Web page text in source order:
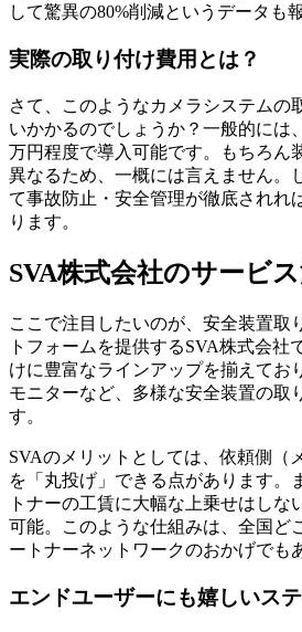
して驚異の80%削減というデータも
実際の取り付け費用とは？
さて、このようなカメラシステムの
いかかるのでしょうか？一般的には
万円程度で導入可能です。もちろん
異なるため、一概には言えません。
て事故防止・安全管理が徹底されれ
ります。
SVA株式会社のサービ
ここで注目したいのが、安全装置取
トフォームを提供するSVA株式会社
けに豊富なラインアップを揃えてお
モニターなど、多様な安全装置の取
す。
SVAのメリットとしては、依頼側（
を「丸投げ」できる点があります。
トナーの工賃に大幅な上乗せはしな
可能。このような仕組みは、全国ど
ートナーネットワークのおかげでも
エンドユーザーにも嬉しいス